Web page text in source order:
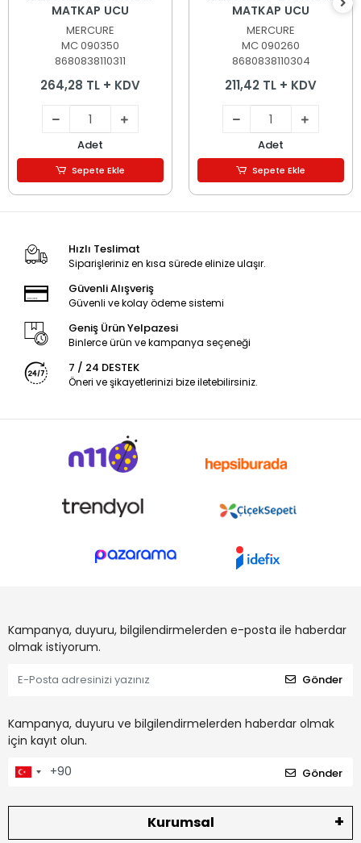
MATKAP UCU
MERCURE
MC 090350
8680838110311
264,28 TL + KDV
Adet
Sepete Ekle
MATKAP UCU
MERCURE
MC 090260
8680838110304
211,42 TL + KDV
Adet
Sepete Ekle
Hızlı Teslimat
Siparişleriniz en kısa sürede elinize ulaşır.
Güvenli Alışveriş
Güvenli ve kolay ödeme sistemi
Geniş Ürün Yelpazesi
Binlerce ürün ve kampanya seçeneği
7 / 24 DESTEK
Öneri ve şikayetlerinizi bize iletebilirsiniz.
Kampanya, duyuru, bilgilendirmelerden e-posta ile haberdar
olmak istiyorum.
Gönder
Kampanya, duyuru ve bilgilendirmelerden haberdar olmak
için kayıt olun.
Gönder
Kurumsal